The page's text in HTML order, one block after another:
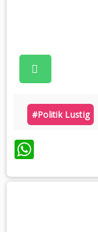
#politik Lustig